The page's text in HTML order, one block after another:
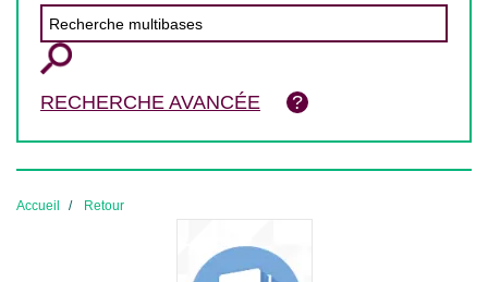
RECHERCHE AVANCÉE
Accueil Retour